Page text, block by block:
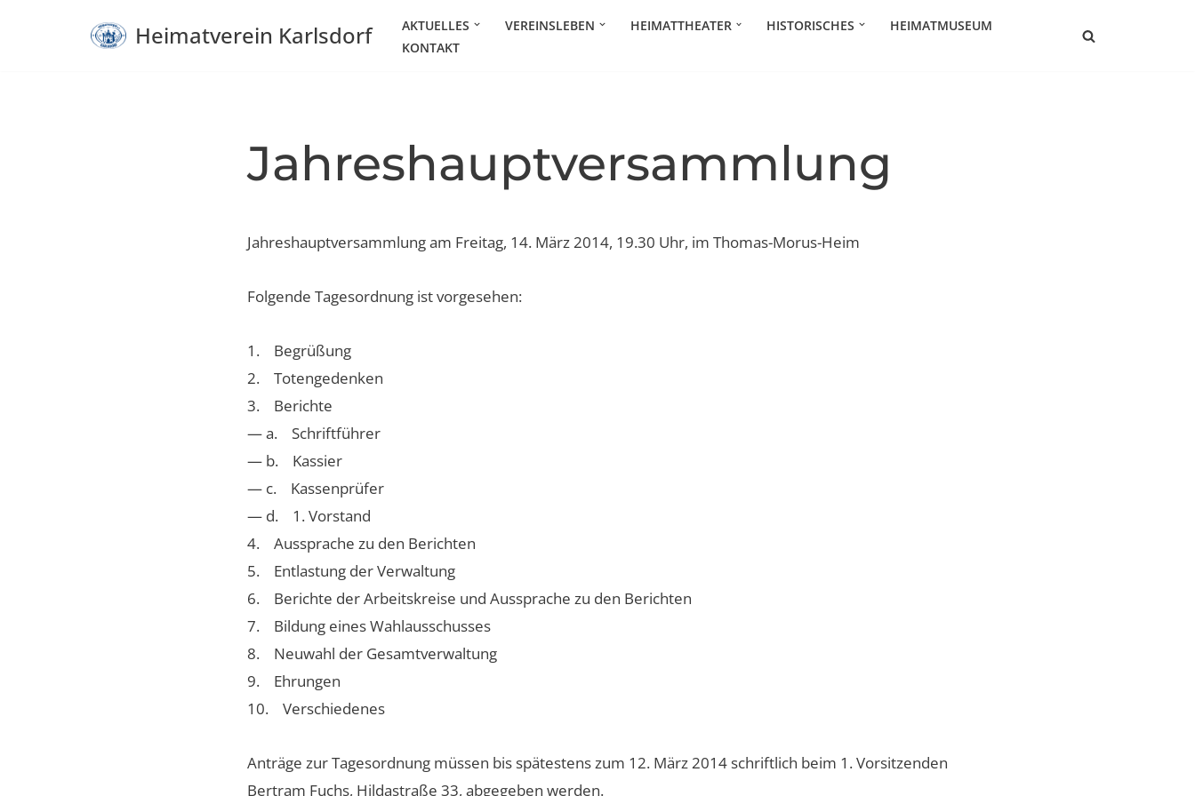
Heimatverein Karlsdorf AKTUELLES VEREINSLEBEN HEIMATTHEATER HISTORISCHES
HEIMATMUSEUM
KONTAKT
Jahreshauptversammlung
Jahreshauptversammlung am Freitag, 14. März 2014, 19.30 Uhr, im Thomas-Morus-Heim
Folgende Tagesordnung ist vorgesehen:
1. Begrüßung
2. Totengedenken
3. Berichte
— a. Schriftführer
— b. Kassier
— c. Kassenprüfer
— d. 1. Vorstand
4. Aussprache zu den Berichten
5. Entlastung der Verwaltung
6. Berichte der Arbeitskreise und Aussprache zu den Berichten
7. Bildung eines Wahlausschusses
8. Neuwahl der Gesamtverwaltung
9. Ehrungen
10. Verschiedenes
Anträge zur Tagesordnung müssen bis spätestens zum 12. März 2014 schriftlich beim 1. Vorsitzenden
Bertram Fuchs, Hildastraße 33, abgegeben werden.